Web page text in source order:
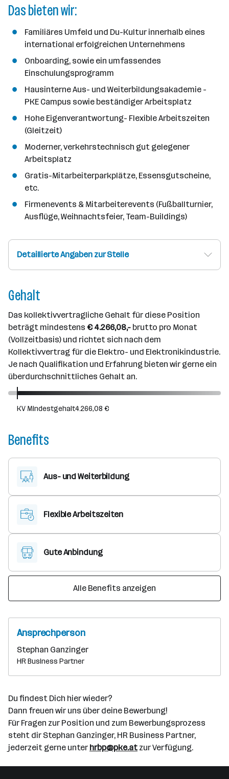
Das bieten wir:
Familiäres Umfeld und Du-Kultur innerhalb eines
international erfolgreichen Unternehmens
Onboarding, sowie ein umfassendes
Einschulungsprogramm
Hausinterne Aus- und Weiterbildungsakademie -
PKE Campus sowie beständiger Arbeitsplatz
Hohe Eigenverantwortung- Flexible Arbeitszeiten
(Gleitzeit)
Moderner, verkehrstechnisch gut gelegener
Arbeitsplatz
Gratis-Mitarbeiterparkplätze, Essensgutscheine,
etc.
Firmenevents & Mitarbeiterevents (Fußballturnier,
Ausflüge, Weihnachtsfeier, Team-Buildings)
Detaillierte Angaben zur Stelle
Gehalt
Das kollektivvertragliche Gehalt für diese Position
beträgt mindestens € 4.266,08,- brutto pro Monat
(Vollzeitbasis) und richtet sich nach dem
Kollektivvertrag für die Elektro- und Elektronikindustrie.
Je nach Qualifikation und Erfahrung bieten wir gerne ein
überdurchschnittliches Gehalt an.
KV Mindestgehalt4.266,08 €
Benefits
Aus- und Weiterbildung
Flexible Arbeitszeiten
Gute Anbindung
Alle Benefits anzeigen
Ansprechperson
Stephan Ganzinger
HR Business Partner
Du findest Dich hier wieder?
Dann freuen wir uns über deine Bewerbung!
Für Fragen zur Position und zum Bewerbungsprozess
steht dir Stephan Ganzinger, HR Business Partner,
jederzeit gerne unter hrbp@pke.at zur Verfügung.